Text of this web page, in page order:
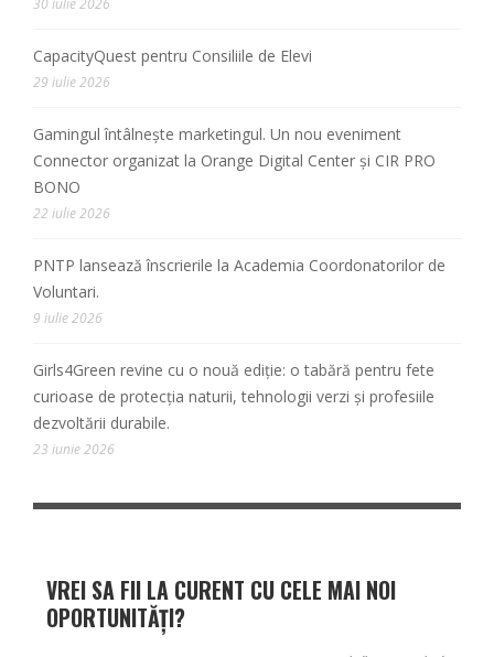
30 iulie 2026
CapacityQuest pentru Consiliile de Elevi
29 iulie 2026
Gamingul întâlnește marketingul. Un nou eveniment
Connector organizat la Orange Digital Center și CIR PRO
BONO
22 iulie 2026
PNTP lansează înscrierile la Academia Coordonatorilor de
Voluntari.
9 iulie 2026
Girls4Green revine cu o nouă ediție: o tabără pentru fete
curioase de protecția naturii, tehnologii verzi și profesiile
dezvoltării durabile.
23 iunie 2026
VREI SA FII LA CURENT CU CELE MAI NOI
OPORTUNITĂȚI?